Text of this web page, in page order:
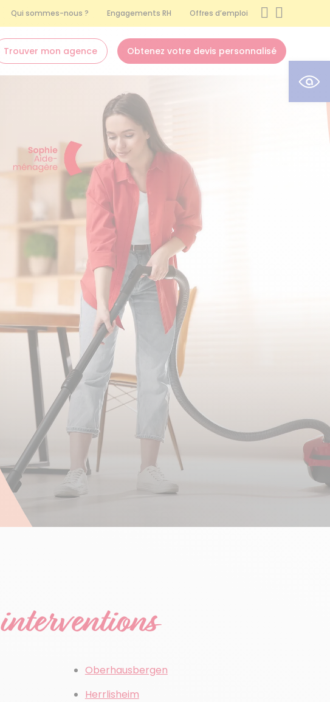
Qui sommes-nous ? Engagements RH Offres d’emploi
Trouver mon agence Obtenez votre devis personnalisé
interventions
Oberhausbergen
Herrlisheim